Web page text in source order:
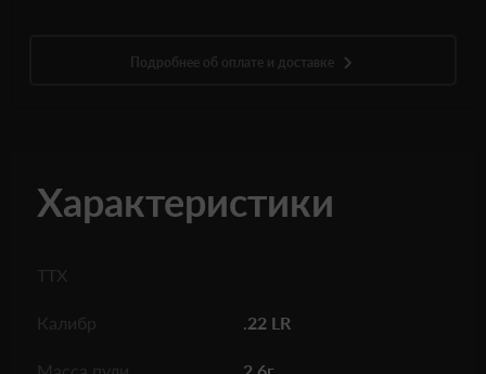
Подробнее об оплате и доставке
Характеристики
ТТХ
Калибр .22 LR